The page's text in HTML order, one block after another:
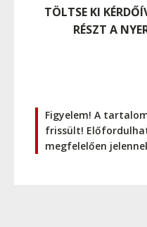
TÖLTSE KI
RÉSZT A
Figyelem! A
frissült!
megfelelően